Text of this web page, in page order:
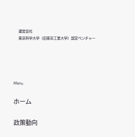
Menu
ホーム
政策動向
運営会社
東京科学大学（旧東京工業大学）認定ベンチャー